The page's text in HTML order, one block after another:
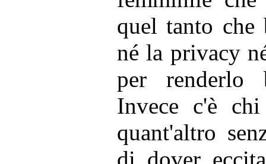
quel tanto che
né la privacy
per renderlo
Invece c'è
quant'altro
di dover